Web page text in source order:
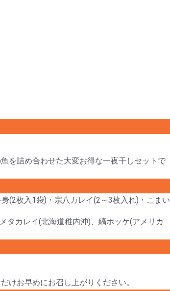
を詰め合わせた大変お得な一夜干しセットで
(2枚入1袋)・宗八カレイ(2～3枚入れ)・こまい
タカレイ(北海道稚内沖)、縞ホッケ(アメリカ
けお早めにお召し上がりください。